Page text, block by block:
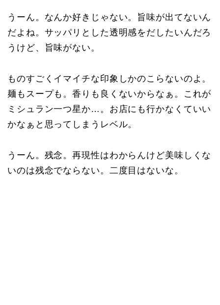
うーん。なんか好きじゃない。旨味が出てないん
だよね。サッパリとした透明感をだしたいんだろ
うけど、旨味がない。
ものすごくイマイチな印象しかのこらないのよ。
麺もスープも。香りも良くないからなぁ。これが
ミシュラン一つ星か…。お店にも行かなくていい
かなぁと思ってしまうレベル。
うーん。残念。再現性はわからんけど美味しくな
いのは残念でならない。二度目はないな。